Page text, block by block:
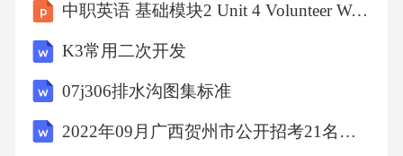
中职英语 基础模块2 Unit 4 Volunteer Work
K3常用二次开发
07j306排水沟图集标准
2022年09月广西贺州市公开招考21名县级政府统计机构统计协管员（协统员）模拟卷3套含答案附详解